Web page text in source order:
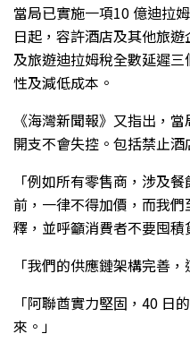
當局已實施一項10 億迪拉
日起，容許酒店及其他旅
及旅遊迪拉姆稅全數延遲
性及減低成本。
《海灣新聞報》又指出，
開支不會失控。包括禁止
「例如所有零售商，涉及
前，一律不得加價，而我
釋，並呼籲消費者不要囤積
「我們的供應鏈架構完善
「阿聯酋實力堅固，40 日
來。」